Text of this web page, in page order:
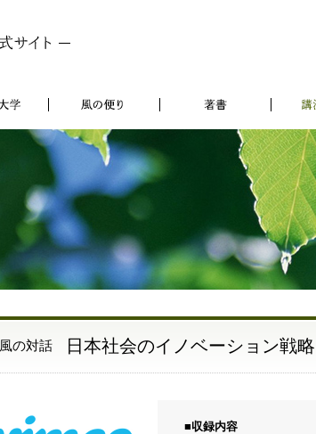
田坂塾大学 風の便り
風の対話 日本社会のイノベーション戦略
収録内容